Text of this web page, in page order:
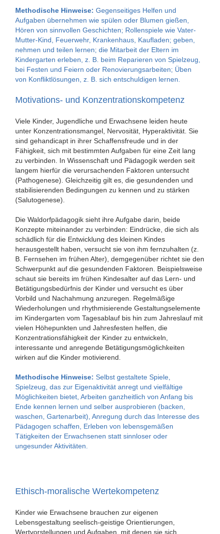
Methodische Hinweise:Gegenseitiges Helfen und
Aufgaben übernehmen wie spülen oder Blumen gießen,
Hören von sinnvollen Geschichten; Rollenspiele wie Vater-
Mutter-Kind, Feuerwehr, Krankenhaus, Kaufladen; geben,
nehmen und teilen lernen; die Mitarbeit der Eltern im
Kindergarten erleben, z. B. beim Reparieren von Spielzeug,
bei Festen und Feiern oder Renovierungsarbeiten; Üben
von Konfliktlösungen, z. B. sich entschuldigen lernen.
Motivations- und Konzentrationskompetenz
Viele Kinder, Jugendliche und Erwachsene leiden heute
unter Konzentrationsmangel, Nervosität, Hyperaktivität. Sie
sind gehandicapt in ihrer Schaffensfreude und in der
Fähigkeit, sich mit bestimmten Aufgaben für eine Zeit lang
zu verbinden. In Wissenschaft und Pädagogik werden seit
langem hierfür die verursachenden Faktoren untersucht
(Pathogenese). Gleichzeitig gilt es, die gesundenden und
stabilisierenden Bedingungen zu kennen und zu stärken
(Salutogenese).
Die Waldorfpädagogik sieht ihre Aufgabe darin, beide
Konzepte miteinander zu verbinden: Eindrücke, die sich als
schädlich für die Entwicklung des kleinen Kindes
herausgestellt haben, versucht sie von ihm fernzuhalten (z.
B. Fernsehen im frühen Alter), demgegenüber richtet sie den
Schwerpunkt auf die gesundenden Faktoren. Beispielsweise
schaut sie bereits im frühen Kindesalter auf das Lern- und
Betätigungsbedürfnis der Kinder und versucht es über
Vorbild und Nachahmung anzuregen. Regelmäßige
Wiederholungen und rhythmisierende Gestaltungselemente
im Kindergarten vom Tagesablauf bis hin zum Jahreslauf mit
vielen Höhepunkten und Jahresfesten helfen, die
Konzentrationsfähigkeit der Kinder zu entwickeln,
interessante und anregende Betätigungsmöglichkeiten
wirken auf die Kinder motivierend.
Methodische Hinweise: Selbst gestaltete Spiele,
Spielzeug, das zur Eigenaktivität anregt und vielfältige
Möglichkeiten bietet, Arbeiten ganzheitlich von Anfang bis
Ende kennen lernen und selber ausprobieren (backen,
waschen, Gartenarbeit), Anregung durch das Interesse des
Pädagogen schaffen, Erleben von lebensgemäßen
Tätigkeiten der Erwachsenen statt sinnloser oder
ungesunder Aktivitäten.
Ethisch-moralische Wertekompetenz
Kinder wie Erwachsene brauchen zur eigenen
Lebensgestaltung seelisch-geistige Orientierungen,
Wertvorstellungen und Aufgaben, mit denen sie sich